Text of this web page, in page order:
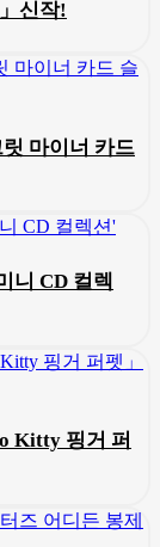
신작!
마이너 카드
니 CD 컬렉
Kitty 핑거 퍼